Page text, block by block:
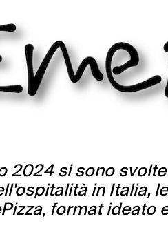
2024 si sono
in Italia,
format ideato